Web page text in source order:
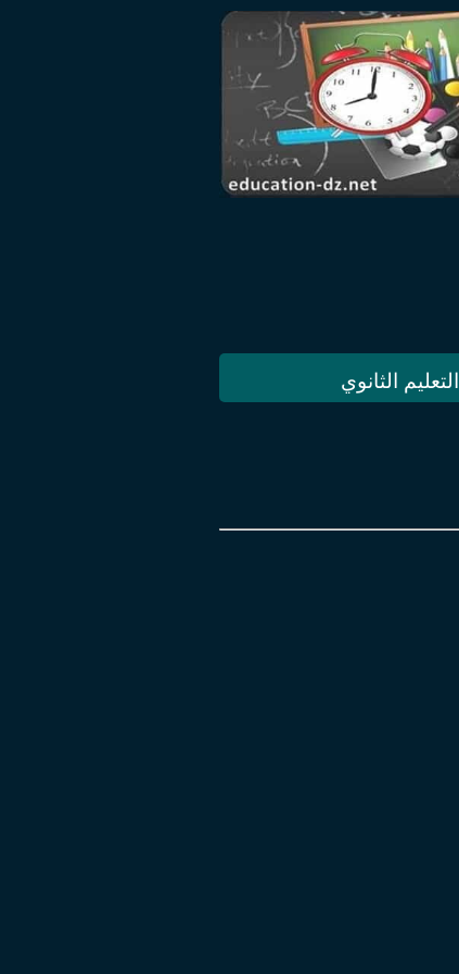
التعليم الثانوي